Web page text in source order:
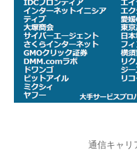
通信キャリ